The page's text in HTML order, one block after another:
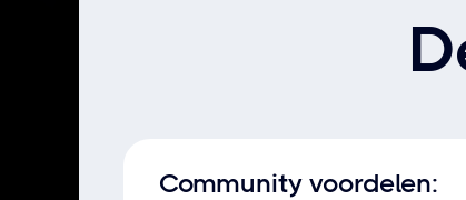
Community voordelen: